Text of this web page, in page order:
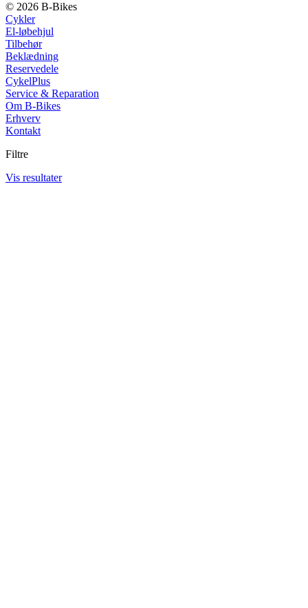
© 2026 B-Bikes
Cykler
El-løbehjul
Tilbehør
Beklædning
Reservedele
CykelPlus
Service & Reparation
Om B-Bikes
Erhverv
Kontakt
Filtre
Vis resultater